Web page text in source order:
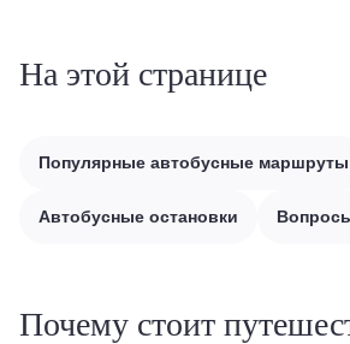
На этой странице
Популярные автобусные маршруты
Автобусные остановки
Почему стоит